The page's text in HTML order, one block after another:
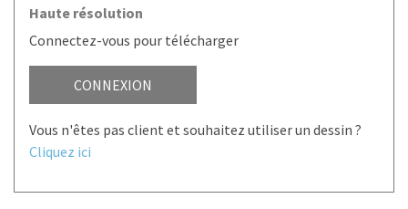
Haute résolution
Connectez-vous pour télécharger
CONNEXION
Vous n'êtes pas client et souhaitez utiliser un dessin ?
Cliquez ici